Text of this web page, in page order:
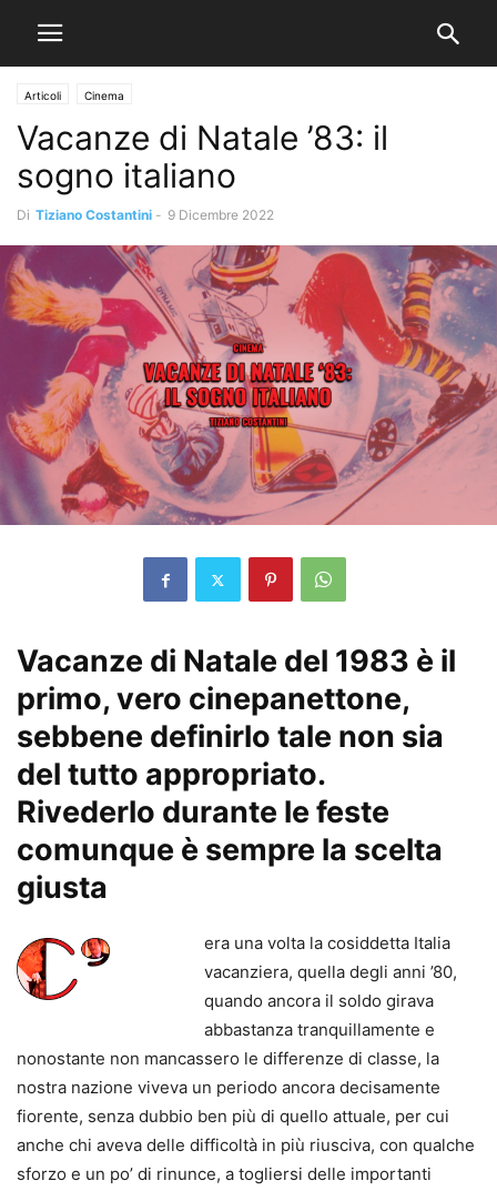
Articoli Cinema
Vacanze di Natale ’83: il
sogno italiano
Di Tiziano Costantini - 9 Dicembre 2022
Vacanze di Natale del 1983 è il
primo, vero cinepanettone,
sebbene definirlo tale non sia
del tutto appropriato.
Rivederlo durante le feste
comunque è sempre la scelta
giusta
era una volta la cosiddetta Italia
vacanziera, quella degli anni ’80,
quando ancora il soldo girava
abbastanza tranquillamente e
nonostante non mancassero le differenze di classe, la
nostra nazione viveva un periodo ancora decisamente
fiorente, senza dubbio ben più di quello attuale, per cui
anche chi aveva delle difficoltà in più riusciva, con qualche
sforzo e un po’ di rinunce, a togliersi delle importanti